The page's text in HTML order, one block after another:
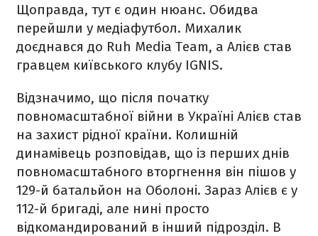
Щоправда, тут є один нюанс. Обидва
перейшли у медіафутбол. Михалик
доєднався до Ruh Media Team, а Алієв став
гравцем київського клубу IGNIS.
Відзначимо, що після початку
повномасштабної війни в Україні Алієв став
на захист рідної країни. Колишній
динамівець розповідав, що із перших днів
повномасштабного вторгнення він пішов у
129-й батальйон на Оболоні. Зараз Алієв є у
112-й бригаді, але нині просто
відкомандирований в інший підрозділ. В